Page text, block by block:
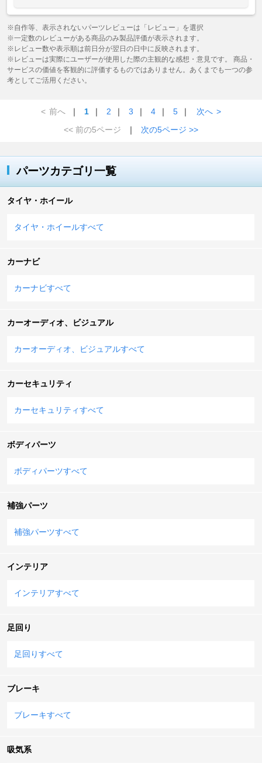
※自作等、表示されないパーツレビューは「レビュー」を選択
※一定数のレビューがある商品のみ製品評価が表示されます。
※レビュー数や表示順は前日分が翌日の日中に反映されます。
※レビューは実際にユーザーが使用した際の主観的な感想・意見です。 商品・
サービスの価値を客観的に評価するものではありません。あくまでも一つの参
考としてご活用ください。
< 前へ ｜ 1 ｜ 2 ｜ 3 ｜ 4 ｜ 5 ｜ 次へ >
<< 前の5ページ
｜ 次の5ページ >>
パーツカテゴリ一覧
タイヤ・ホイール
タイヤ・ホイールすべて
カーナビ
カーナビすべて
カーオーディオ、ビジュアル
カーオーディオ、ビジュアルすべて
カーセキュリティ
カーセキュリティすべて
ボディパーツ
ボディパーツすべて
補強パーツ
補強パーツすべて
インテリア
インテリアすべて
足回り
足回りすべて
ブレーキ
ブレーキすべて
吸気系